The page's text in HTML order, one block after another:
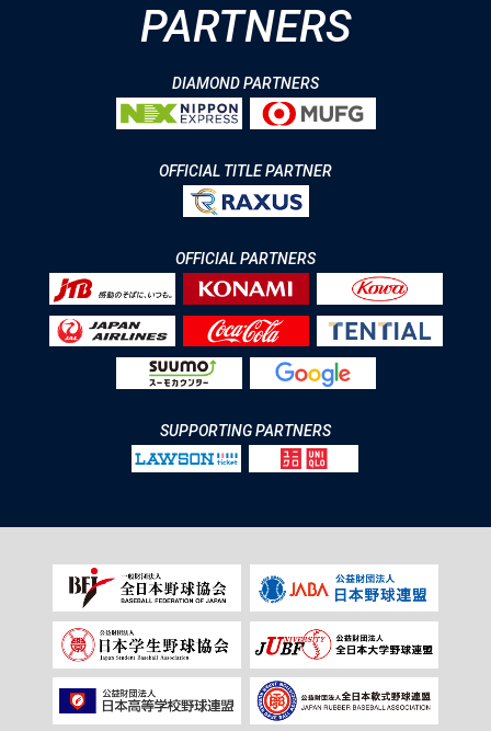
PARTNERS
DIAMOND PARTNERS
OFFICIAL TITLE PARTNER
OFFICIAL PARTNERS
SUPPORTING PARTNERS